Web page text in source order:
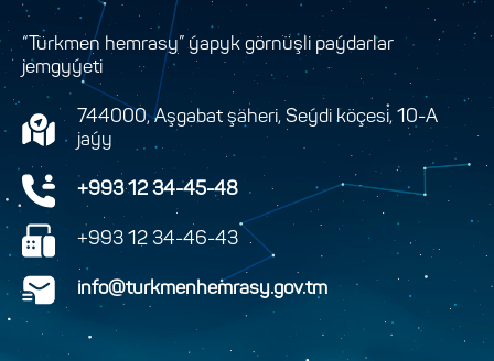
“Türkmen hemrasy” ýapyk görnüşli paýdarlar
jemgyýeti
744000, Aşgabat şäheri, Seýdi köçesi, 10-A
jaýy
+993 12 34-45-48
+993 12 34-46-43
info@turkmenhemrasy.gov.tm